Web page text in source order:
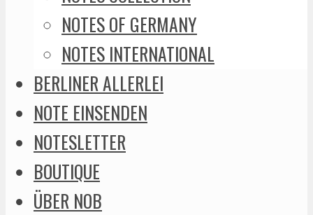
NOTES OF GERMANY
NOTES INTERNATIONAL
BERLINER ALLERLEI
NOTE EINSENDEN
NOTESLETTER
BOUTIQUE
ÜBER NOB